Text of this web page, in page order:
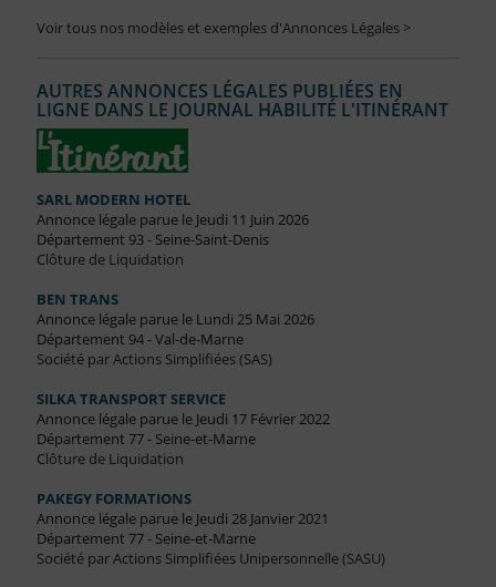
Voir tous nos modèles et exemples d'Annonces Légales >
AUTRES ANNONCES LÉGALES PUBLIÉES EN
LIGNE DANS LE JOURNAL HABILITÉ L'ITINÉRANT
SARL MODERN HOTEL
Annonce légale parue le Jeudi 11 Juin 2026
Département 93 - Seine-Saint-Denis
Clôture de Liquidation
BEN TRANS
Annonce légale parue le Lundi 25 Mai 2026
Département 94 - Val-de-Marne
Société par Actions Simplifiées (SAS)
SILKA TRANSPORT SERVICE
Annonce légale parue le Jeudi 17 Février 2022
Département 77 - Seine-et-Marne
Clôture de Liquidation
PAKEGY FORMATIONS
Annonce légale parue le Jeudi 28 Janvier 2021
Département 77 - Seine-et-Marne
Société par Actions Simplifiées Unipersonnelle (SASU)